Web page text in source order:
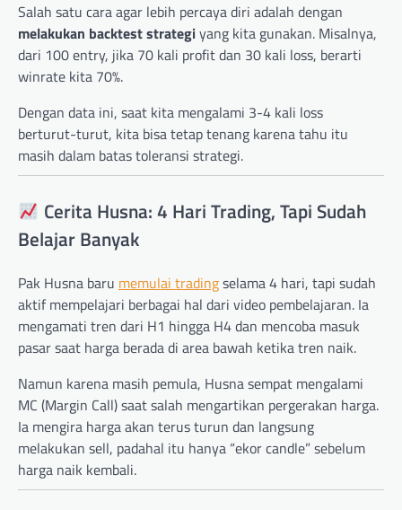
Salah satu cara agar lebih percaya diri adalah dengan
melakukan backtest strategiyang kita gunakan. Misalnya,
dari 100 entry, jika 70 kali profit dan 30 kali loss, berarti
winrate kita 70%.
Dengan data ini, saat kita mengalami 3-4 kali loss
berturut-turut, kita bisa tetap tenang karena tahu itu
masih dalam batas toleransi strategi.
Cerita Husna: 4 Hari Trading, Tapi Sudah
Belajar Banyak
Pak Husna baru memulai tradingselama 4 hari, tapi sudah
aktif mempelajari berbagai hal dari video pembelajaran. Ia
mengamati tren dari H1 hingga H4 dan mencoba masuk
pasar saat harga berada di area bawah ketika tren naik.
Namun karena masih pemula, Husna sempat mengalami
MC (Margin Call) saat salah mengartikan pergerakan harga.
Ia mengira harga akan terus turun dan langsung
melakukan sell, padahal itu hanya “ekor candle” sebelum
harga naik kembali.